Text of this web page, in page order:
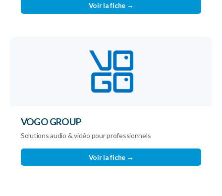
Voir la fiche →
VOGO GROUP
Solutions audio & vidéo pour professionnels
Voir la fiche →